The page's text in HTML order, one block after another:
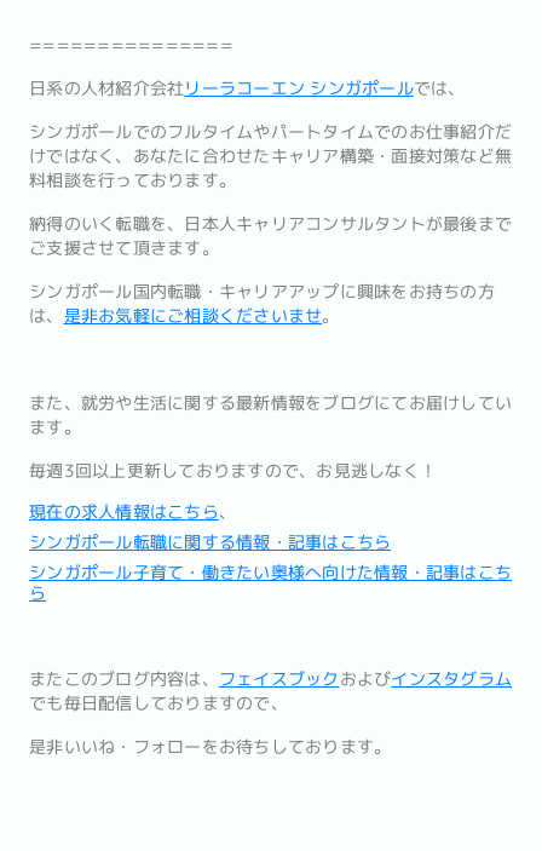
===============
日系の人材紹介会社リーラコーエン シンガポールでは、
シンガポールでのフルタイムやパートタイムでのお仕事紹介だ
けではなく、あなたに合わせたキャリア構築・ 面接対策など無
料相談を行っております。
納得のいく転職を、 日本人キャリアコンサルタントが最後まで
ご支援させて頂きます。
シンガポール国内転職・キャリアアップに興味をお持ちの方
は、 是非お気軽にご相談くださいませ。
また、 就労や生活に関する最新情報をブログにてお届けしてい
ます。
毎週3回以上更新しておりますので、お見逃しなく！
現在の求人情報はこちら、
シンガポール転職に関する情報・記事はこちら
シンガポール子育て・働きたい奥様へ向けた情報・記事はこち
ら
またこのブログ内容は、 フェイスブック およびインスタグラム
でも毎日配信しておりますので、
是非いいね・フォローをお待ちしております。